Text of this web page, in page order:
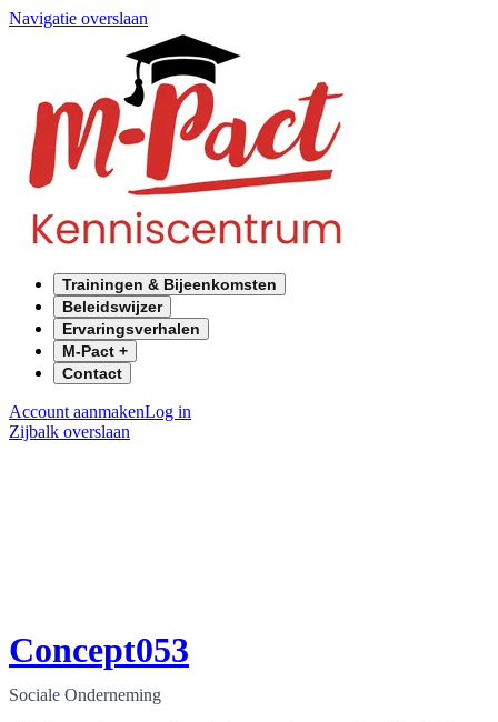
Navigatie overslaan
Trainingen & Bijeenkomsten
Beleidswijzer
Ervaringsverhalen
M-Pact +
Contact
Account aanmakenLog in
Zijbalk overslaan
Concept053
Sociale Onderneming